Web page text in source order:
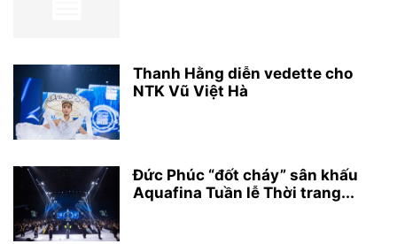
Thanh Hằng diễn vedette cho
NTK Vũ Việt Hà
Đức Phúc “đốt cháy” sân khấu
Aquafina Tuần lễ Thời trang...